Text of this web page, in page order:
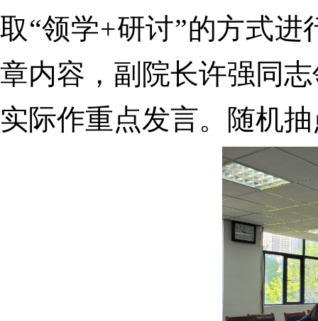
取“领学+研讨”的方式
章内容，副院长许强同
实际作重点发言。随机